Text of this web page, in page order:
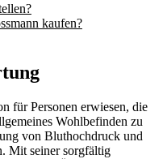
kaufen?
für Personen erwiesen, die
Wohlbefinden zu
von Bluthochdruck und
Mit seiner sorgfältig